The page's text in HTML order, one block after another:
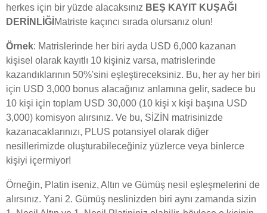
herkes için bir yüzde alacaksınız BEŞ KAYIT KUŞAĞI
DERİNLİĞİ Matriste kaçıncı sırada olursanız olun!
Örnek: Matrislerinde her biri ayda USD 6,000 kazanan
kişisel olarak kayıtlı 10 kişiniz varsa, matrislerinde
kazandıklarının 50%'sini eşleştireceksiniz. Bu, her ay her biri
için USD 3,000 bonus alacağınız anlamına gelir, sadece bu
10 kişi için toplam USD 30,000 (10 kişi x kişi başına USD
3,000) komisyon alırsınız. Ve bu, SİZİN matrisinizde
kazanacaklarınızı, PLUS potansiyel olarak diğer
nesillerimizde oluşturabileceğiniz yüzlerce veya binlerce
kişiyi içermiyor!
Örneğin, Platin iseniz, Altın ve Gümüş nesil eşleşmelerini de
alırsınız. Yani 2. Gümüş neslinizden biri aynı zamanda sizin